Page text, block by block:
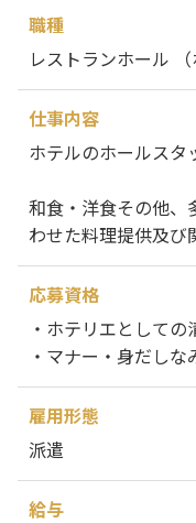
職種
レストランホール （
仕事内容
ホテルのホールスタ
和食・洋食その他、
わせた料理提供及び
応募資格
・ホテリエとして
・マナー・身だし
雇用形態
派遣
給与